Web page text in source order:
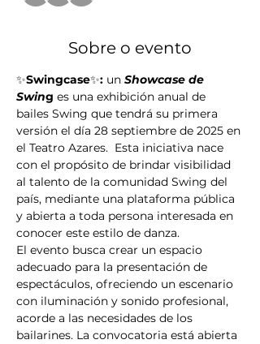
Sobre o evento
✨Swingcase✨: un Showcase de
Swing es una exhibición anual de
bailes Swing que tendrá su primera
versión el día 28 septiembre de 2025 en
el Teatro Azares.  Esta iniciativa nace
con el propósito de brindar visibilidad
al talento de la comunidad Swing del
país, mediante una plataforma pública
y abierta a toda persona interesada en
conocer este estilo de danza.
El evento busca crear un espacio
adecuado para la presentación de
espectáculos, ofreciendo un escenario
con iluminación y sonido profesional,
acorde a las necesidades de los
bailarines. La convocatoria está abierta